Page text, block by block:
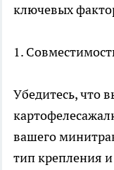
ключевых
1.
Убедитесь, что
вашего
тип крепления